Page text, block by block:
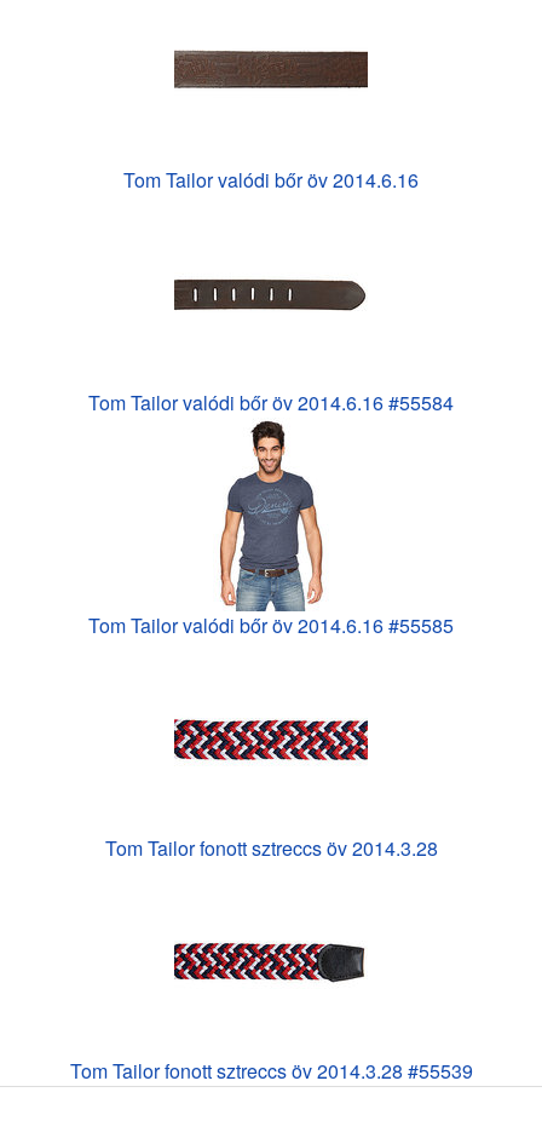
Tom Tailor valódi bőr öv 2014.6.16
Tom Tailor valódi bőr öv 2014.6.16 #55584
Tom Tailor valódi bőr öv 2014.6.16 #55585
Tom Tailor fonott sztreccs öv 2014.3.28
Tom Tailor fonott sztreccs öv 2014.3.28 #55539